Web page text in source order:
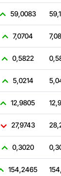
59,0083
7,0704
0,5822
5,0214
12,9805
27,9743
0,3020
154,2465